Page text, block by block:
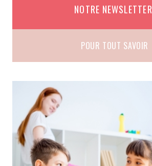
NOTRE NEWSLETTER
POUR TOUT SAVOIR